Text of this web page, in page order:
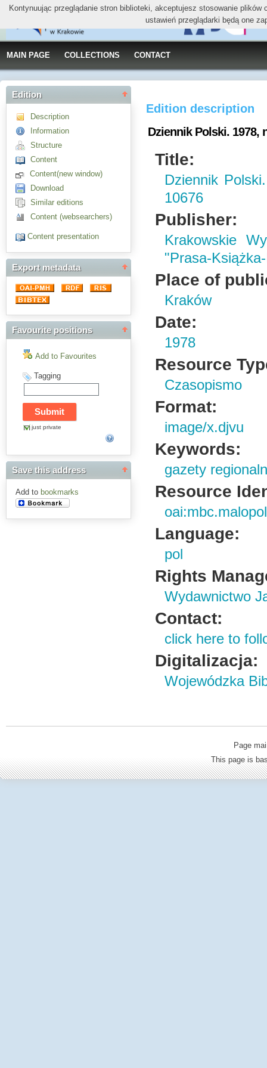
MAIN PAGE COLLECTIONS CONTACT
Edition
Description
Information
Structure
Content
Content(new window)
Download
Similar editions
Content (websearchers)
Content presentation
Export metadata
Favourite positions
Add to Favourites
Tagging
just private
Save this address
Add to bookmarks
Edition description
Dziennik Polski. 1978,
Title:
Dziennik
10676
Publisher:
Krakowskie
"Prasa-
Place of
Kraków
Date:
1978
Resource
Czasopismo
Format:
image/x.djvu
Keywords:
gazety
Resource
Language:
pol
Rights
Wydawnictwo
Contact:
click here to
Digitalizacja:
Wojewódzka
Page
This page is
Kontynuując przeglądanie stron biblioteki, akceptujesz stosowanie
ustawień przeglądarki będą one